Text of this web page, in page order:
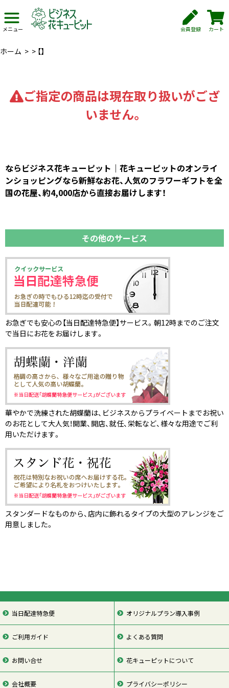
メニュー 会員登録 カート
ホーム > > 【】
ご指定の商品は現在取り扱いがござ
いません。
ならビジネス花キューピット｜花キューピットのオンライ
ンショッピングなら新鮮なお花、人気のフラワーギフトを全
国の花屋、約4,000店から直接お届けします！
その他のサービス
お急ぎでも安心の【当日配達特急便】サービス。朝12時までのご注文
で当日にお花をお届けします。
華やかで洗練された胡蝶蘭は、ビジネスからプライベートまでお祝い
のお花として大人気！開業、開店、就任、栄転など、様々な用途でご利
用いただけます。
スタンダードなものから、店内に飾れるタイプの大型のアレンジをご
用意しました。
当日配達特急便 オリジナルプラン導入事例
ご利用ガイド よくある質問
お問い合せ 花キューピットについて
会社概要 プライバシーポリシー